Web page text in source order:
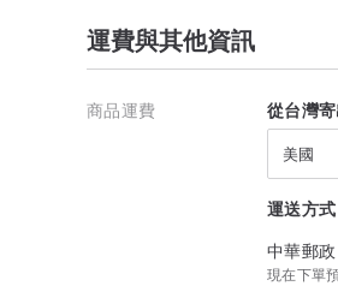
Y字傘襬無袖T-shirt洋裝 紅棕
OMAKE 全牛皮單條橫線涼鞋 淺
珍珠銀圈手鍊
運費與其他資訊
商品運費 從台灣
美國
運送方式
中華郵
現在下單